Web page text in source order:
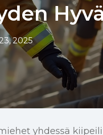
2025
yhdessä